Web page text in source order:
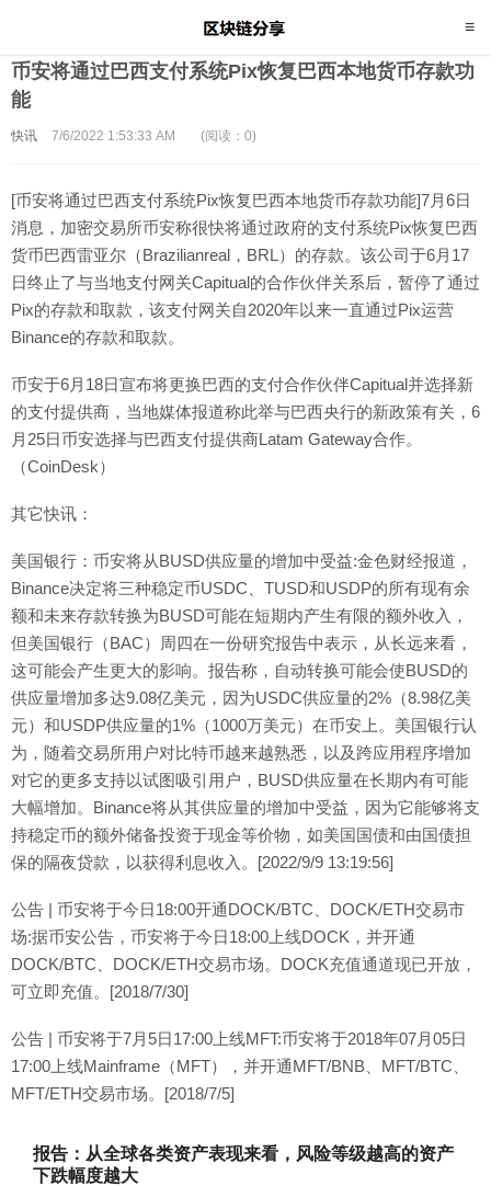
币安将通过巴西支付系统Pix恢复巴西本地货币存款功
能
快讯 7/6/2022 1:53:33 AM (阅读：0)
[币安将通过巴西支付系统Pix恢复巴西本地货币存款功能]7月6日
消息，加密交易所币安称很快将通过政府的支付系统Pix恢复巴西
货币巴西雷亚尔（Brazilianreal，BRL）的存款。该公司于6月17
日终止了与当地支付网关Capitual的合作伙伴关系后，暂停了通过
Pix的存款和取款，该支付网关自2020年以来一直通过Pix运营
Binance的存款和取款。
币安于6月18日宣布将更换巴西的支付合作伙伴Capitual并选择新
的支付提供商，当地媒体报道称此举与巴西央行的新政策有关，6
月25日币安选择与巴西支付提供商Latam Gateway合作。
（CoinDesk）
其它快讯：
美国银行：币安将从BUSD供应量的增加中受益:金色财经报道，
Binance决定将三种稳定币USDC、TUSD和USDP的所有现有余
额和未来存款转换为BUSD可能在短期内产生有限的额外收入，
但美国银行（BAC）周四在一份研究报告中表示，从长远来看，
这可能会产生更大的影响。报告称，自动转换可能会使BUSD的
供应量增加多达9.08亿美元，因为USDC供应量的2%（8.98亿美
元）和USDP供应量的1%（1000万美元）在币安上。美国银行认
为，随着交易所用户对比特币越来越熟悉，以及跨应用程序增加
对它的更多支持以试图吸引用户，BUSD供应量在长期内有可能
大幅增加。Binance将从其供应量的增加中受益，因为它能够将支
持稳定币的额外储备投资于现金等价物，如美国国债和由国债担
保的隔夜贷款，以获得利息收入。[2022/9/9 13:19:56]
公告 | 币安将于今日18:00开通DOCK/BTC、DOCK/ETH交易市
场:据币安公告，币安将于今日18:00上线DOCK，并开通
DOCK/BTC、DOCK/ETH交易市场。DOCK充值通道现已开放，
可立即充值。[2018/7/30]
公告 | 币安将于7月5日17:00上线MFT:币安将于2018年07月05日
17:00上线Mainframe（MFT），并开通MFT/BNB、MFT/BTC、
MFT/ETH交易市场。[2018/7/5]
报告：从全球各类资产表现来看，风险等级越高的资产
下跌幅度越大